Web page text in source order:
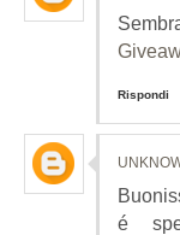
Rispondi
é